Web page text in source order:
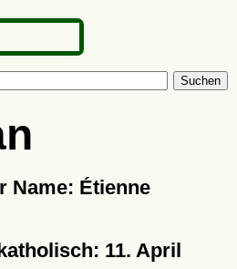
Suchen
Name: Étienne
11. April